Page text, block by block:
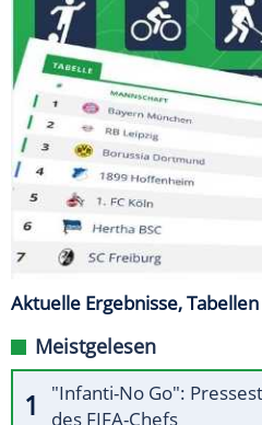
Aktuelle Ergebnisse,
Meistgelesen
"Infanti-No Go":
des FIFA-Chefs